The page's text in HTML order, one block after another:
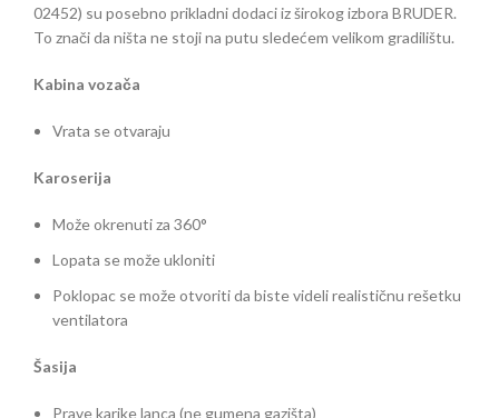
02452) su posebno prikladni dodaci iz širokog izbora BRUDER.
To znači da ništa ne stoji na putu sledećem velikom gradilištu.
Kabina vozača
Vrata se otvaraju
Karoserija
Može okrenuti za 360°
Lopata se može ukloniti
Poklopac se može otvoriti da biste videli realističnu rešetku
ventilatora
Šasija
Prave karike lanca (ne gumena gazišta)